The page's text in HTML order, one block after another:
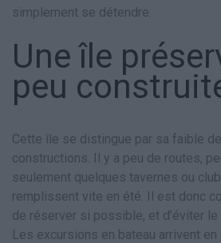
simplement se détendre.
Une île
peu
Cette île se distingue par sa faible
constructions. Il y a peu de routes,
seulement quelques tavernes ou
remplissent vite en été. Il est donc
de réserver si possible, et d’éviter le
Les excursions en bateau arrivent